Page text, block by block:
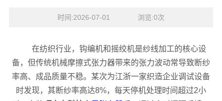
时间:2026-07-01    浏览:0次
在纺织行业，钩编机和摇绞机是纱线加工的核心设
备，但传统机械摩擦式张力器带来的张力波动常导致断纱
率高、成品质量不稳。某次为江浙一家织造企业调试设备
时发现，其断纱率高达8%，每天停机处理时间超过2小